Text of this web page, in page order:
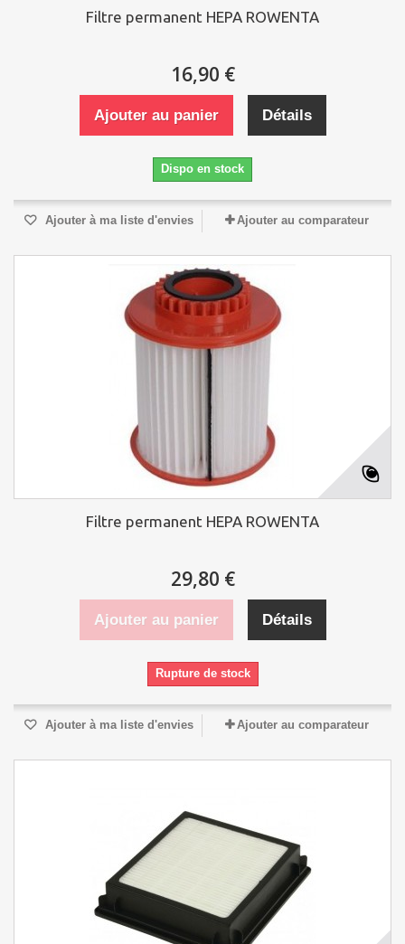
Filtre permanent HEPA ROWENTA
16,90 €
Ajouter au panier Détails
Dispo en stock
Ajouter à ma liste d'envies Ajouter au comparateur
Filtre permanent HEPA ROWENTA
29,80 €
Ajouter au panier Détails
Rupture de stock
Ajouter à ma liste d'envies Ajouter au comparateur